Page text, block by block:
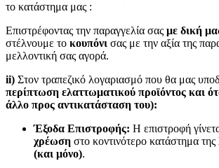
το κατάστημα μας :
Επιστρέφοντας την παραγγελία σας με δική
στέλνουμε το κουπόνι σας με την αξία της
μελλοντική σας αγορά.
ii) Στον τραπεζικό λογαριασμό που θα μας
περίπτωση ελαττωματικού προϊόντος και
άλλο προς αντικατάσταση του):
Έξοδα Επιστροφής: Η επιστροφή
χρέωση στο κοντινότερο κατάστημα της
(και μόνο).